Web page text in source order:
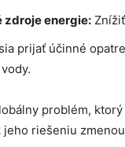
zdroje energie:
prijať účinné
problém,
riešeniu